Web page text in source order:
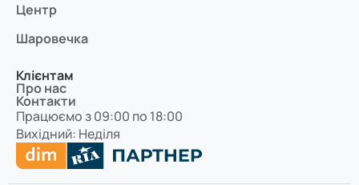
Центр
Шаровечка
Клієнтам
Про нас
Контакти
Працюємо з 09:00 по 18:00
Вихідний: Неділя